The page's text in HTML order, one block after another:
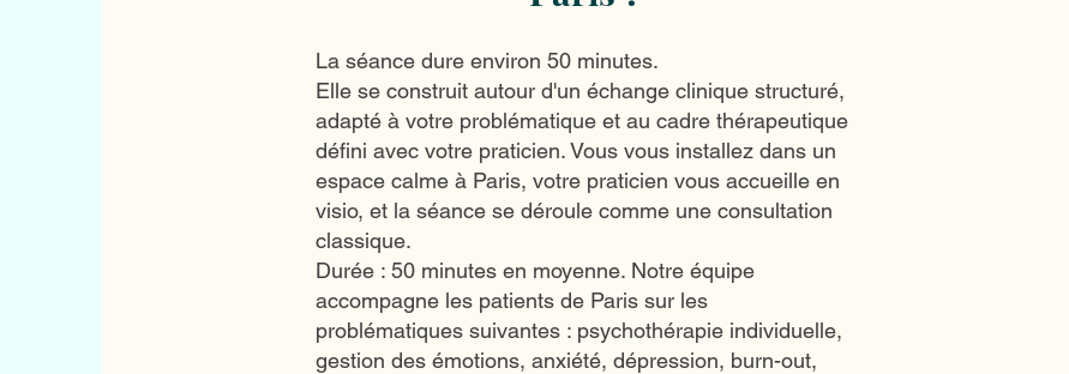
La séance dure environ 50 minutes.
Elle se construit autour d'un échange clinique structuré,
adapté à votre problématique et au cadre thérapeutique
défini avec votre praticien. Vous vous installez dans un
espace calme à Paris, votre praticien vous accueille en
visio, et la séance se déroule comme une consultation
classique.
Durée : 50 minutes en moyenne. Notre équipe
accompagne les patients de Paris sur les
problématiques suivantes : psychothérapie individuelle,
gestion des émotions, anxiété, dépression, burn-out,